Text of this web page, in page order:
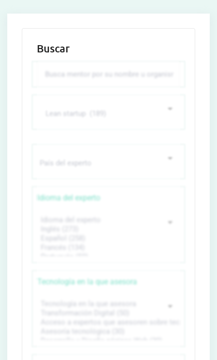
Buscar
Idioma del experto
Tecnología en la que asesora